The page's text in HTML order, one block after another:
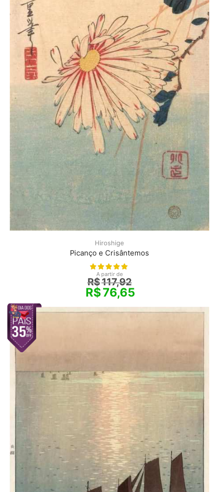
Hiroshige
Picanço e Crisântemos
A partir de
R$117,92
R$76,65